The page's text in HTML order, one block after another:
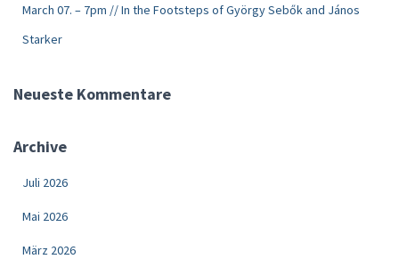
March 07. – 7pm // In the Footsteps of György Sebők and János
Starker
Neueste Kommentare
Archive
Juli 2026
Mai 2026
März 2026